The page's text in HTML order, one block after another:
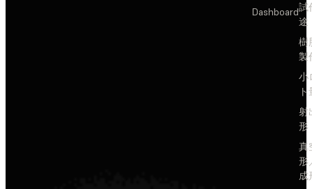
Dashboard試
途
樹
製
小
射
形
真
形
成